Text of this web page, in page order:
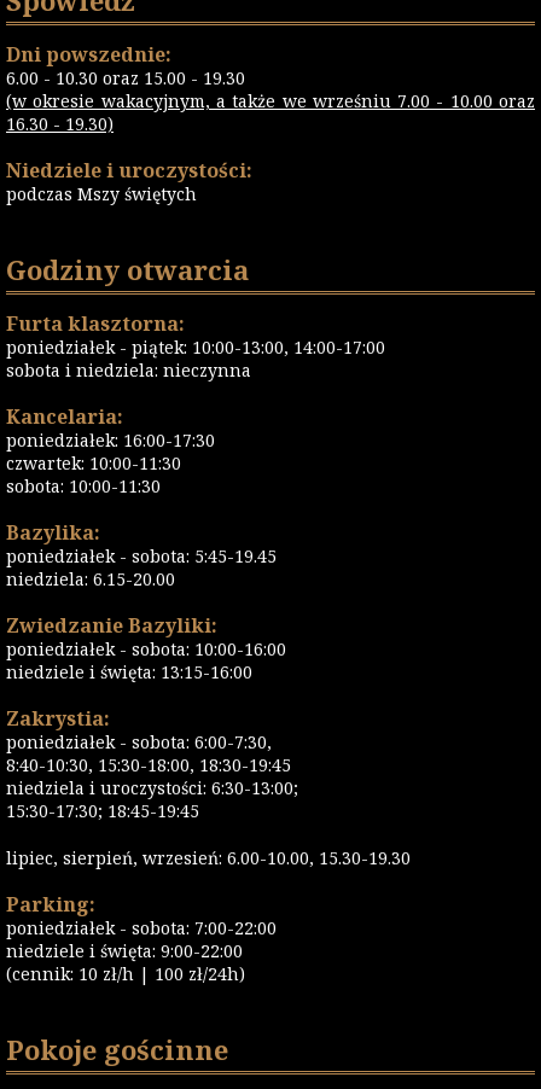
Dni powszednie:
6.00 - 10.30 oraz 15.00 - 19.30
(w okresie wakacyjnym, a także we wrześniu 7.00 - 10.00 oraz
16.30 - 19.30)
Niedziele i uroczystości:
podczas Mszy świętych
Godziny otwarcia
Furta klasztorna:
poniedziałek - piątek: 10:00-13:00, 14:00-17:00
sobota i niedziela: nieczynna
Kancelaria:
poniedziałek: 16:00-17:30
czwartek: 10:00-11:30
sobota: 10:00-11:30
Bazylika:
poniedziałek - sobota: 5:45-19.45
niedziela: 6.15-20.00
Zwiedzanie Bazyliki:
poniedziałek - sobota: 10:00-16:00
niedziele i święta: 13:15-16:00
Zakrystia:
poniedziałek - sobota: 6:00-7:30,
8:40-10:30, 15:30-18:00, 18:30-19:45
niedziela i uroczystości: 6:30-13:00;
15:30-17:30; 18:45-19:45
lipiec, sierpień, wrzesień: 6.00-10.00, 15.30-19.30
Parking:
poniedziałek - sobota: 7:00-22:00
niedziele i święta: 9:00-22:00
(cennik: 10 zł/h | 100 zł/24h)
Pokoje gościnne